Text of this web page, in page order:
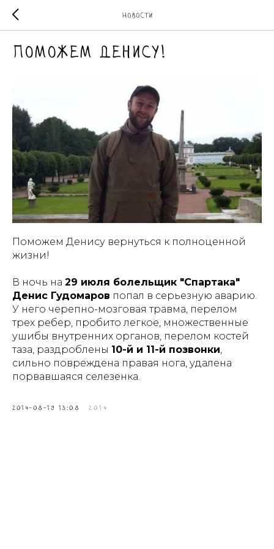
Новости
Поможем Денису!
Поможем Денису вернуться к полноценной
жизни!
В ночь на 29 июля болельщик "Спартака"
Денис Гудомаров попал в серьезную аварию.
У него черепно-мозговая травма, перелом
трех ребер, пробито легкое, множественные
ушибы внутренних органов, перелом костей
таза, раздроблены 10-й и 11-й позвонки,
сильно повреждена правая нога, удалена
порвавшаяся селезенка.
2014-08-19 13:08 2014